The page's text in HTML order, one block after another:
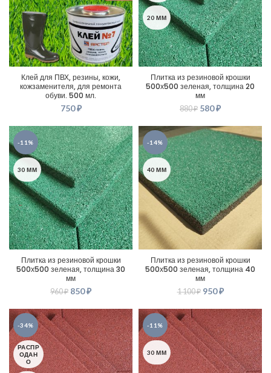
Клей для ПВХ, резины, кожи,
кожзаменителя, для ремонта
обуви. 500 мл.
750₽
20 ММ
Плитка из резиновой крошки
500х500 зеленая, толщина 20
мм
880₽ 580₽
-11%
30 ММ
Плитка из резиновой крошки
500х500 зеленая, толщина 30
мм
960₽ 850₽
-14%
40 ММ
Плитка из резиновой крошки
500х500 зеленая, толщина 40
мм
1 100₽ 950₽
-34%
РАСПР
ОДАН
О
-11%
30 ММ